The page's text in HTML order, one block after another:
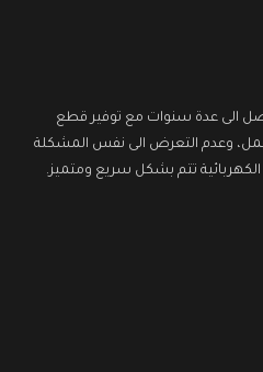
تصل الى عدة سنوات مع توفير قطع
وعدم التعرض الى نفس المشكلة
الكهربائية تتم بشكل سريع ومتميز.